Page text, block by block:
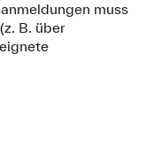
muss
B. über